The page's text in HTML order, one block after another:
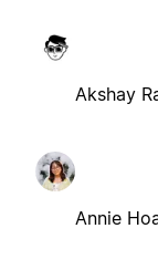
Akshay
Annie